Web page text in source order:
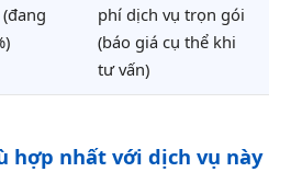
phí dịch vụ trọn gói
(báo giá cụ thể khi
tư vấn)
hợp nhất với dịch vụ này